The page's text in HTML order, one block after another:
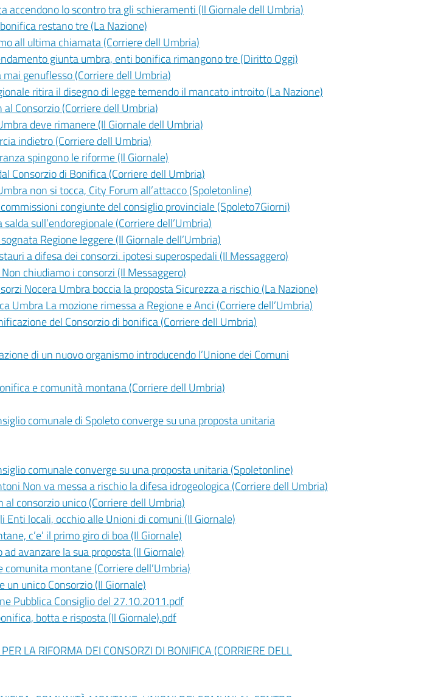
accendono lo scontro tra gli schieramenti (Il Giornale dell Umbria)
restano tre (La Nazione)
all ultima chiamata (Corriere dell Umbria)
giunta umbra, enti bonifica rimangono tre (Diritto Oggi)
mai genuflesso (Corriere dell Umbria)
ritira il disegno di legge temendo il mancato introito (La Nazione)
Consorzio (Corriere dell Umbria)
deve rimanere (Il Giornale dell Umbria)
indietro (Corriere dell Umbria)
spingono le riforme (Il Giornale)
Consorzio di Bonifica (Corriere dell Umbria)
non si tocca, City Forum all’attacco (Spoletonline)
congiunte del consiglio provinciale (Spoleto7Giorni)
sull’endoregionale (Corriere dell’Umbria)
Regione leggere (Il Giornale dell’Umbria)
a difesa dei consorzi. ipotesi superospedali (Il Messaggero)
chiudiamo i consorzi (Il Messaggero)
Nocera Umbra boccia la proposta Sicurezza a rischio (La Nazione)
Umbra La mozione rimessa a Regione e Anci (Corriere dell’Umbria)
del Consorzio di bonifica (Corriere dell Umbria)
di un nuovo organismo introducendo l’Unione dei Comuni
e comunità montana (Corriere dell Umbria)
comunale di Spoleto converge su una proposta unitaria
comunale converge su una proposta unitaria (Spoletonline)
Non va messa a rischio la difesa idrogeologica (Corriere dell Umbria)
al consorzio unico (Corriere dell Umbria)
Enti locali, occhio alle Unioni di comuni (Il Giornale)
c’e’ il primo giro di boa (Il Giornale)
ad avanzare la sua proposta (Il Giornale)
comunita montane (Corriere dell’Umbria)
un unico Consorzio (Il Giornale)
Pubblica Consiglio del 27.10.2011.pdf
botta e risposta (Il Giornale).pdf
LA RIFORMA DEI CONSORZI DI BONIFICA (CORRIERE DELL